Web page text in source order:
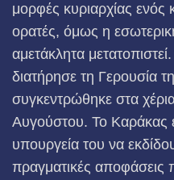
μορφές κυριαρχίας
ορατές, όμως η
αμετάκλητα
διατήρησε τη Γερουσία
συγκεντρώθηκε στα
Αυγούστου. Το Καράκας
υπουργεία του να
πραγματικές